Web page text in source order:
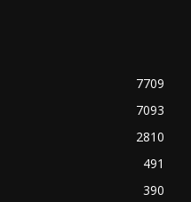
7709
7093
2810
491
390